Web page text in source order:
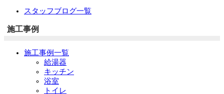
スタッフブログ一覧
施工事例
施工事例一覧
給湯器
キッチン
浴室
トイレ